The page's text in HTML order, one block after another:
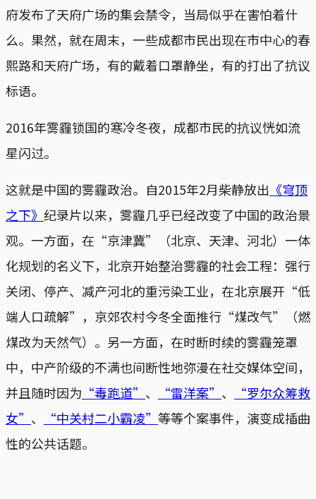
府发布了天府广场的集会禁令，当局似乎在害怕着什
么。果然，就在周末，一些成都市民出现在市中心的春
熙路和天府广场，有的戴着口罩静坐，有的打出了抗议
标语。
2016年雾霾锁国的寒冷冬夜，成都市民的抗议恍如流
星闪过。
这就是中国的雾霾政治。自2015年2月柴静放出 《穹顶
之下》 纪录片以来，雾霾几乎已经改变了中国的政治景
观。一方面，在“京津冀”（北京、天津、河北）一体
化规划的名义下，北京开始整治雾霾的社会工程：强行
关闭、停产、减产河北的重污染工业，在北京展开“低
端人口疏解”，京郊农村今冬全面推行“煤改气”（燃
煤改为天然气）。另一方面，在时断时续的雾霾笼罩
中，中产阶级的不满也间断性地弥漫在社交媒体空间，
并且随时因为 “毒跑道” 、 “雷洋案” 、
“罗尔众筹救
女” 、 “中关村二小霸凌” 等等个案事件，演变成插曲
性的公共话题。